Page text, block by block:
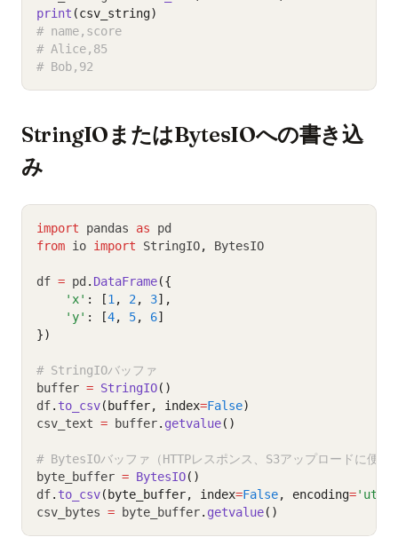
print (csv_string)
# name,score
# Alice,85
# Bob,92
StringIOまたはBytesIOへの書き込
み
import pandas as pd
from io import StringIO, BytesIO
df = pd . DataFrame({
'x' : [1 , 2 , 3],
'y' : [4, 5, 6]
})
# StringIOバッファ
buffer = StringIO()
df. to_csv(buffer, index=False)
csv_text = buffer. getvalue()
# BytesIOバッファ（HTTPレスポンス、S3アップロードに便利
byte_buffer = BytesIO()
df. to_csv(byte_buffer, index=False, encoding='utf-
csv_bytes = byte_buffer. getvalue()